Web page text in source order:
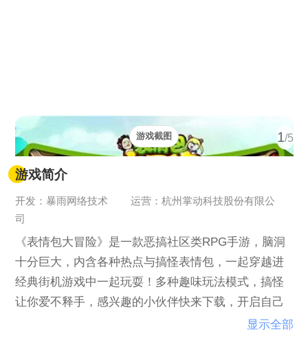
1/5
游戏截图
游戏简介
开发：暴雨网络技术
运营：杭州掌动科技股份有限公
司
《表情包大冒险》是一款恶搞社区类RPG手游，脑洞
十分巨大，内含各种热点与搞怪表情包，一起穿越进
经典街机游戏中一起玩耍！多种趣味玩法模式，搞怪
让你爱不释手，感兴趣的小伙伴快来下载，开启自己
显示全部